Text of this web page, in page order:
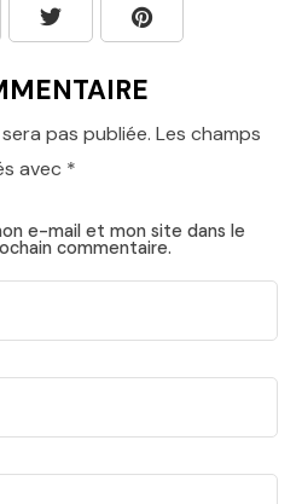
pas publiée. Les champs
avec *
e-mail et mon site dans le
commentaire.